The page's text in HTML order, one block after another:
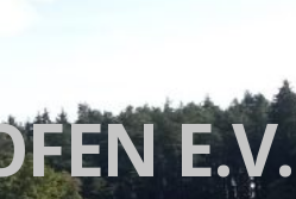
E.V.